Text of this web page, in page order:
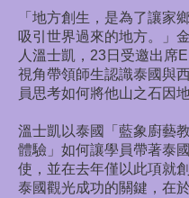
「地方創生，是為了讓家
吸引世界過來的地方。」
人溫士凱，23日受邀出席
視角帶領師生認識泰國與
員思考如何將他山之石因
溫士凱以泰國「藍象廚藝
體驗」如何讓學員帶著泰
使，並在去年僅以此項就
泰國觀光成功的關鍵，在